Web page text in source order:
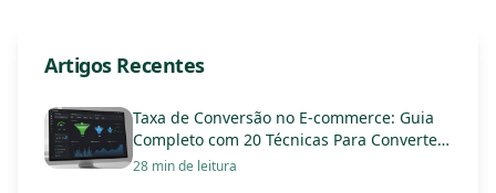
Artigos Recentes
Taxa de Conversão no E-commerce: Guia
Completo com 20 Técnicas Para Converter
Mais em 2025
28 min de leitura